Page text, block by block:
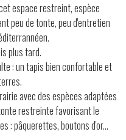
espace restreint, espèce
peu de tonte, peu d'entretien
plus tard.
: un tapis bien confortable et
avec des espèces adaptées
restreinte favorisant le
: pâquerettes, boutons d'or...